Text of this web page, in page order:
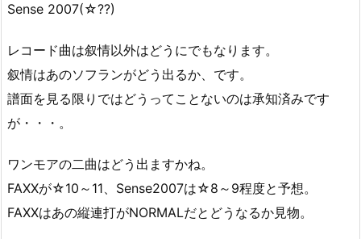
Sense 2007(☆??)
レコード曲は叙情以外はどうにでもなります。
叙情はあのソフランがどう出るか、です。
譜面を見る限りではどうってことないのは承知済みです
が・・・。
ワンモアの二曲はどう出ますかね。
FAXXが☆10～11、Sense2007は☆8～9程度と予想。
FAXXはあの縦連打がNORMALだとどうなるか見物。